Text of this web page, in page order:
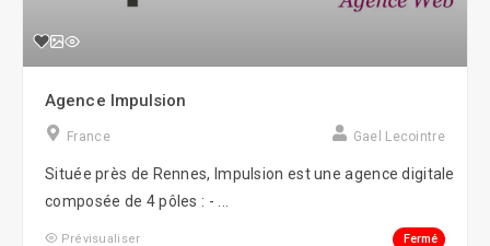
Agence Impulsion
France Gael Lecointre
Située près de Rennes, Impulsion est une agence digitale
composée de 4 pôles : - ...
Prévisualiser Fermé